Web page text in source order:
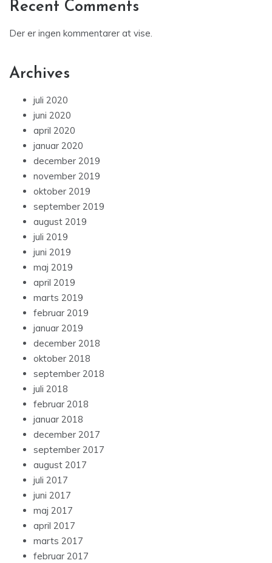
Recent Comments
Der er ingen kommentarer at vise.
Archives
juli 2020
juni 2020
april 2020
januar 2020
december 2019
november 2019
oktober 2019
september 2019
august 2019
juli 2019
juni 2019
maj 2019
april 2019
marts 2019
februar 2019
januar 2019
december 2018
oktober 2018
september 2018
juli 2018
februar 2018
januar 2018
december 2017
september 2017
august 2017
juli 2017
juni 2017
maj 2017
april 2017
marts 2017
februar 2017